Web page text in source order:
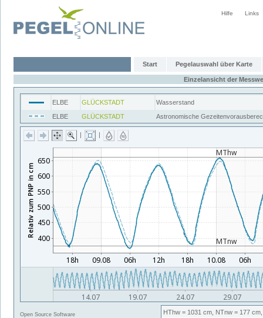
Hilfe Links
Start Pegelauswahl über Karte
Einzelansicht der
ELBE GLÜCKSTADT
Wasserstand
ELBE
GLÜCKSTADT Astronomische
| |
Open Source Software HThw = 1031 cm, NTnw = 177 cm,